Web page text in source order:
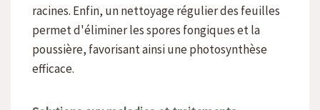
racines. Enfin, un nettoyage régulier des feuilles
permet d'éliminer les spores fongiques et la
poussière, favorisant ainsi une photosynthèse
efficace.